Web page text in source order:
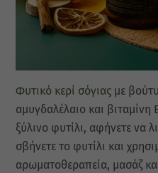
Φυτικό κερί σόγιας με
αμυγδαλέλαιο και βιταμίνη
ξύλινο φυτίλι, αφήνετε να
σβήνετε το φυτίλι και
αρωματοθεραπεία, μασάζ